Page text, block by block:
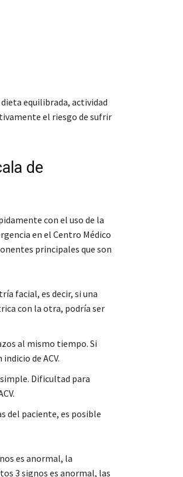
dieta equilibrada, actividad
el riesgo de sufrir
de
con el uso de la
en el Centro Médico
principales que son
facial, es decir, si una
con la otra, podría ser
al mismo tiempo. Si
de ACV.
Dificultad para
del paciente, es posible
es anormal, la
3 signos es anormal, las